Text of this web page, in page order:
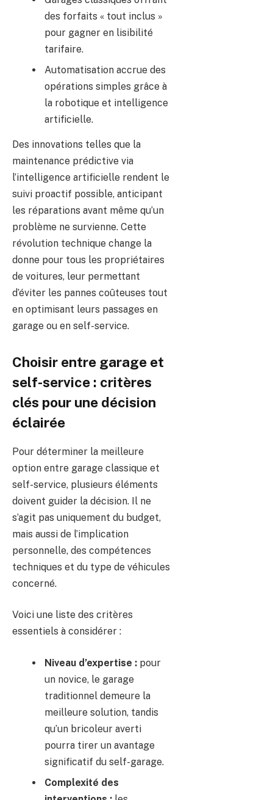
des forfaits « tout inclus »
pour gagner en lisibilité
tarifaire.
Automatisation accrue des
opérations simples grâce à
la robotique et intelligence
artificielle.
Des innovations telles que la
maintenance prédictive via
l’intelligence artificielle rendent le
suivi proactif possible, anticipant
les réparations avant même qu’un
problème ne survienne. Cette
révolution technique change la
donne pour tous les propriétaires
de voitures, leur permettant
d’éviter les pannes coûteuses tout
en optimisant leurs passages en
garage ou en self-service.
Choisir entre garage et
self-service : critères
clés pour une décision
éclairée
Pour déterminer la meilleure
option entre garage classique et
self-service, plusieurs éléments
doivent guider la décision. Il ne
s’agit pas uniquement du budget,
mais aussi de l’implication
personnelle, des compétences
techniques et du type de véhicules
concerné.
Voici une liste des critères
essentiels à considérer :
Niveau d’expertise : pour
un novice, le garage
traditionnel demeure la
meilleure solution, tandis
qu’un bricoleur averti
pourra tirer un avantage
significatif du self-garage.
Complexité des